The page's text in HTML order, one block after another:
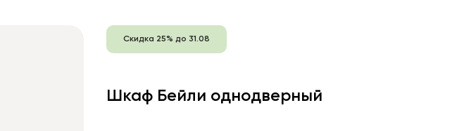
Скидка 25% до 31.08
Шкаф Бейли однодверный